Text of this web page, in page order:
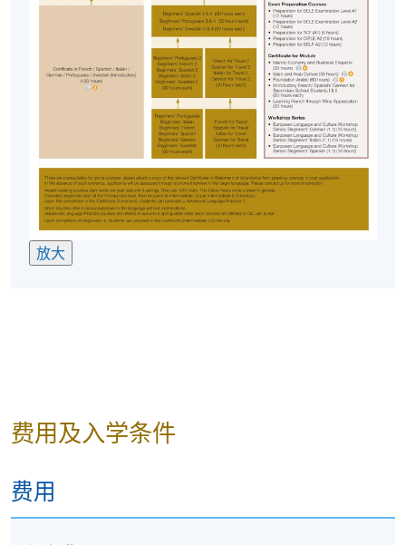
十讲, 合共三十小时
港大保良何鸿燊社区书院
放大
费用及入学条件
费用